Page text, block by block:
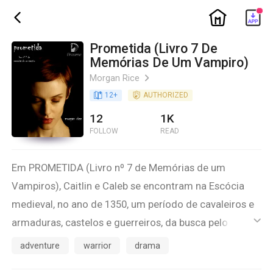
ic_back ic_home
Prometida (Livro 7 De
Memórias De Um Vampiro)
Morgan Rice ic_arrow_right
book_age 12+ detail_authorized AUTHORIZED
12
FOLLOW
1K
READ
Em PROMETIDA (Livro nº 7 de Memórias de um
Vampiros), Caitlin e Caleb se encontram na Escócia
medieval, no ano de 1350, um período de cavaleiros e
armaduras, castelos e guerreiros, da busca pelo Cálice
Sagrado que, acredita-se, detém o segredo da
ic_default
adventure warrior drama